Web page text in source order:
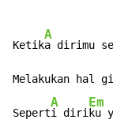
Ketik
A
a dirimu
Melakukan hal
Sepert
A
i diri
Em
ku